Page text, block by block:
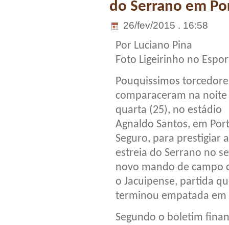
do Serrano em
26/fev/2015 . 16:58
Por Luciano Pina
Foto Ligeirinho no
Pouquissimos
comparaceram na noite
quarta (25), no estádio
Agnaldo Santos, em
Seguro, para prestigiar a
estreia do Serrano no
novo mando de campo
o Jacuipense, partida
terminou empatada em
Segundo o boletim